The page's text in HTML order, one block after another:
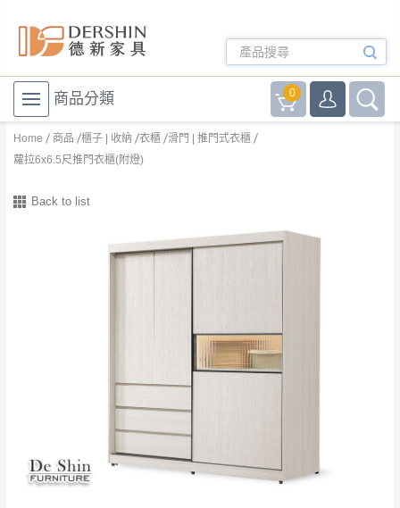
商品分類 0
Home 商品 櫃子 | 收納 衣櫃 滑門 | 推門式衣櫃
蘿拉6x6.5尺推門衣櫃(附燈)
Back to list